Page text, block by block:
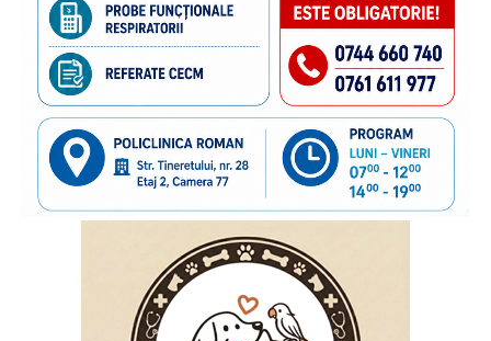
Încurajăm viitorii părinți și familiile să solicite informații și
sprijin din partea medicilor, moașelor, asistenților medicali
și consilierilor în alăptare, pentru ca fiecare copil să
beneficieze de cel mai bun început în viață.
Compartimentul de Evaluare a Stării de Sănătate și
Promovare a Sănătății din cadrul Direcției de Sănătate
Publică a Județului Neamț prin distribuirea materialelor
informative pe pagina de Facebook, pe website-ul DSPJ
Neamț și prin intermediul rețelei de asistență medicală
comunitară, va desfășura activități de informare, educare,
comunicare adresate mamelor,ca populație eligibilă, pentru
a marca Săptămâna Mondială a Alăptării (1 – 7 August